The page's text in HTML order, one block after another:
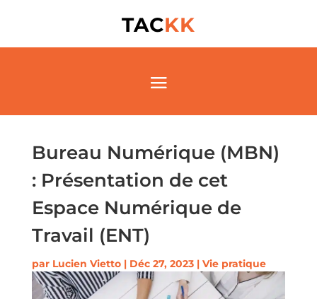
TACKK
Bureau Numérique (MBN)
: Présentation de cet
Espace Numérique de
Travail (ENT)
par Lucien Vietto| Déc 27, 2023| Vie pratique